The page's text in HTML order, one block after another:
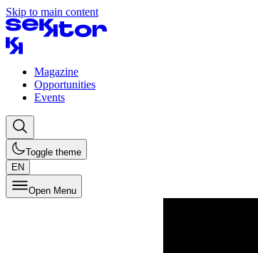
Skip to main content
Magazine
Opportunities
Events
Toggle theme
EN
Open Menu